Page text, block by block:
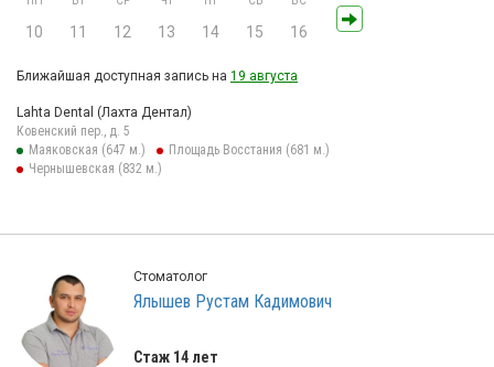
10 11 12 13 14 15 16
Ближайшая доступная запись на 19 августа
Lahta Dental (Лахта Дентал)
Ковенский пер., д. 5
Маяковская (647 м.)
Площадь Восстания (681 м.)
Чернышевская (832 м.)
Стоматолог
Ялышев Рустам Кадимович
Стаж 14 лет